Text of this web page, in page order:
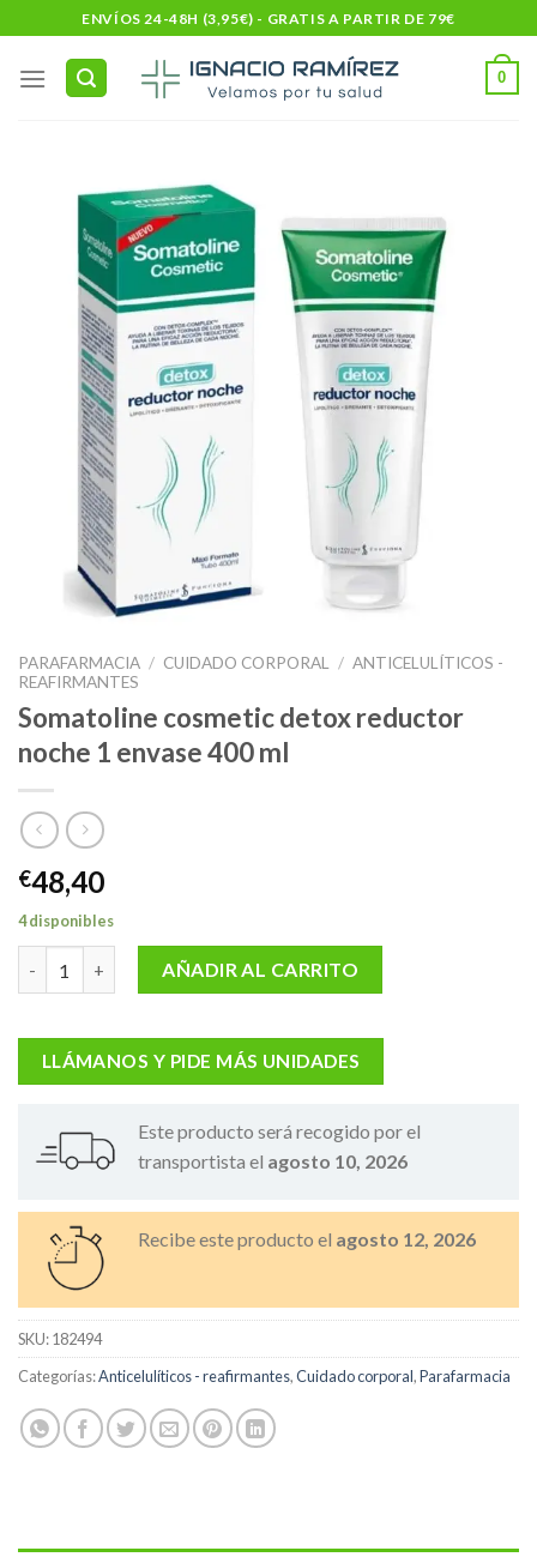
to
content
ENVÍOS 24-48H (3,95€) - GRATIS A PARTIR DE 79€
0
PARAFARMACIA / CUIDADO CORPORAL / ANTICELULÍTICOS -
REAFIRMANTES
Somatoline cosmetic detox reductor
noche 1 envase 400 ml
€48,40
4 disponibles
Somatoline cosmetic detox reductor noche 1 envase 400 ml
AÑADIR AL CARRITO
LLÁMANOS Y PIDE MÁS UNIDADES
Este producto será recogido por el
transportista el agosto 10, 2026
Recibe este producto el agosto 12, 2026
SKU:182494
Categorías:Anticelulíticos - reafirmantes,Cuidado corporal,Parafarmacia